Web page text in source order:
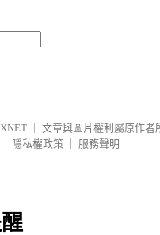
文章與圖片權利屬原作者
隱私權政策
服務聲明